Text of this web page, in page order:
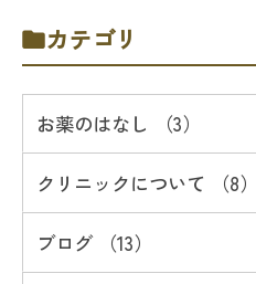
カテゴリ
お薬のはなし （3）
クリニックについて （8）
ブログ （13）